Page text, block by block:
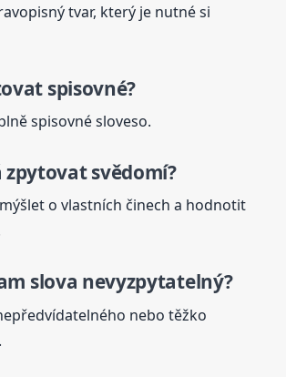
tvar, který je nutné si
spisovné?
spisovné sloveso.
zpytovatsvědomí?
o vlastních činech a hodnotit
slova nevyzpytatelný?
nebo těžko